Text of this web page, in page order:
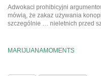
Adwokaci prohibicyjni
mówią, że zakaz używania
szczególnie … nieletnich przed
MARIJUANAMOMENTS